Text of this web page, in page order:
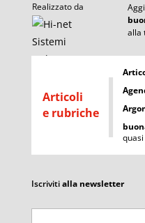
Realizzato da
alla
Articoli
e rubriche
I
Iscrivitialla newsletter